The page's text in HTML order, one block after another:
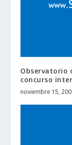
Observatorio
concurso
noviembre 15,